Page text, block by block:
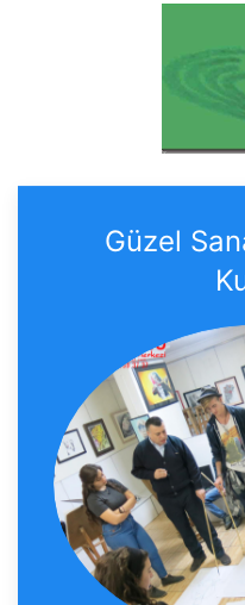
Güzel